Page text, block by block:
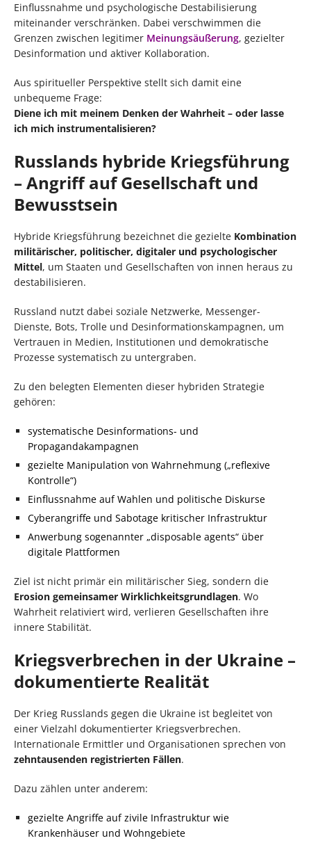
Einflussnahme und psychologische Destabilisierung
miteinander verschränken. Dabei verschwimmen die
Grenzen zwischen legitimer Meinungsäußerung, gezielter
Desinformation und aktiver Kollaboration.
Aus spiritueller Perspektive stellt sich damit eine
unbequeme Frage:
Diene ich mit meinem Denken der Wahrheit – oder lasse
ich mich instrumentalisieren?
Russlands hybride Kriegsführung
– Angriff auf Gesellschaft und
Bewusstsein
Hybride Kriegsführung bezeichnet die gezielte Kombination
militärischer, politischer, digitaler und psychologischer
Mittel, um Staaten und Gesellschaften von innen heraus zu
destabilisieren.
Russland nutzt dabei soziale Netzwerke, Messenger-
Dienste, Bots, Trolle und Desinformationskampagnen, um
Vertrauen in Medien, Institutionen und demokratische
Prozesse systematisch zu untergraben.
Zu den belegten Elementen dieser hybriden Strategie
gehören:
systematische Desinformations- und
Propagandakampagnen
gezielte Manipulation von Wahrnehmung („reflexive
Kontrolle“)
Einflussnahme auf Wahlen und politische Diskurse
Cyberangriffe und Sabotage kritischer Infrastruktur
Anwerbung sogenannter „disposable agents“ über
digitale Plattformen
Ziel ist nicht primär ein militärischer Sieg, sondern die
Erosion gemeinsamer Wirklichkeitsgrundlagen. Wo
Wahrheit relativiert wird, verlieren Gesellschaften ihre
innere Stabilität.
Kriegsverbrechen in der Ukraine –
dokumentierte Realität
Der Krieg Russlands gegen die Ukraine ist begleitet von
einer Vielzahl dokumentierter Kriegsverbrechen.
Internationale Ermittler und Organisationen sprechen von
zehntausenden registrierten Fällen.
Dazu zählen unter anderem:
gezielte Angriffe auf zivile Infrastruktur wie
Krankenhäuser und Wohngebiete